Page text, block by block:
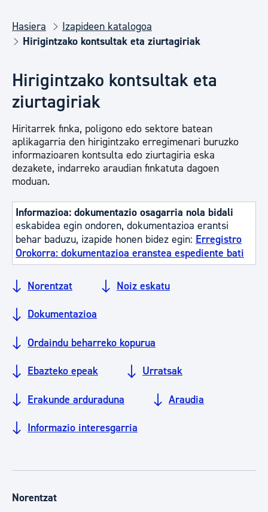
Hasiera
Izapideen katalogoa
Hirigintzako kontsultak eta ziurtagiriak
Hirigintzako kontsultak eta
ziurtagiriak
Hiritarrek finka, poligono edo sektore batean
aplikagarria den hirigintzako erregimenari buruzko
informazioaren kontsulta edo ziurtagiria eska
dezakete, indarreko araudian finkatuta dagoen
moduan.
Informazioa: dokumentazio osagarria nola bidali
eskabidea egin ondoren, dokumentazioa erantsi
behar baduzu, izapide honen bidez egin: Erregistro
Orokorra: dokumentazioa eranstea espediente bati
Norentzat Noiz eskatu
Dokumentazioa
Ordaindu beharreko kopurua
Ebazteko epeak Urratsak
Erakunde arduraduna Araudia
Informazio interesgarria
Norentzat